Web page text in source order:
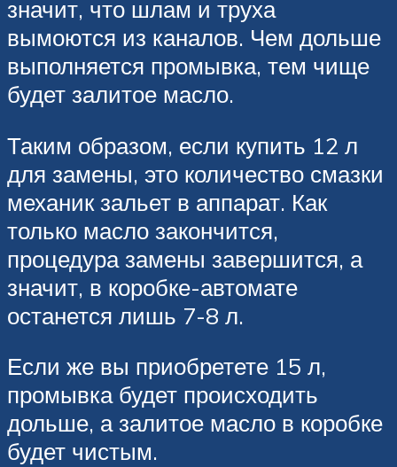
значит, что шлам и труха
вымоются из каналов. Чем дольше
выполняется промывка, тем чище
будет залитое масло.
Таким образом, если купить 12 л
для замены, это количество смазки
механик зальет в аппарат. Как
только масло закончится,
процедура замены завершится, а
значит, в коробке-автомате
останется лишь 7-8 л.
Если же вы приобретете 15 л,
промывка будет происходить
дольше, а залитое масло в коробке
будет чистым.